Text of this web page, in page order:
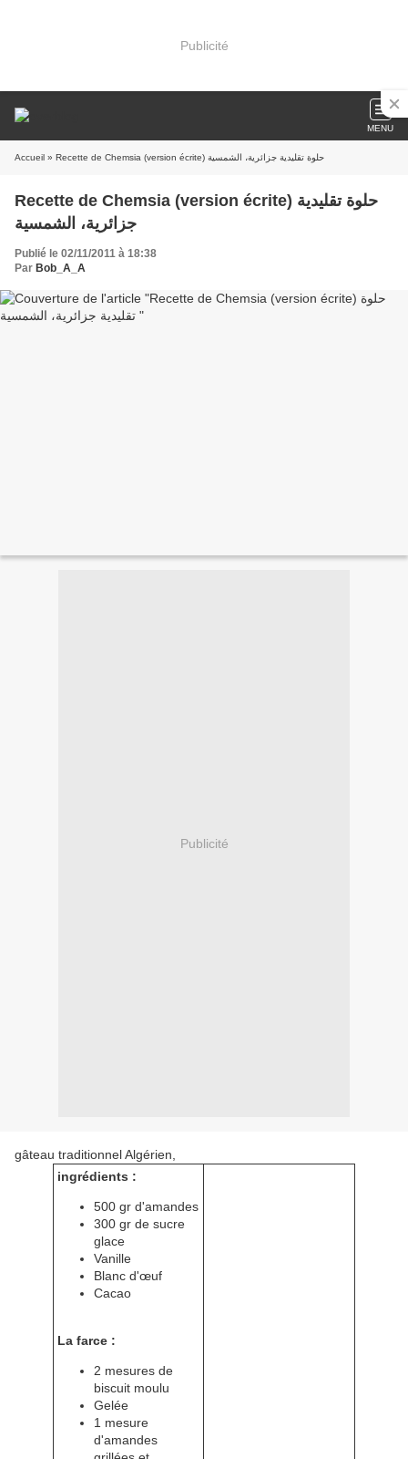
Publicité
MENU
Accueil » Recette de Chemsia (version écrite) حلوة تقليدية جزائرية، الشمسية
Recette de Chemsia (version écrite) حلوة تقليدية
جزائرية، الشمسية
Publié le 02/11/2011 à 18:38
Par Bob_A_A
Publicité
gâteau traditionnel Algérien,
ingrédients :
500 gr d'amandes
300 gr de sucre
glace
Vanille
Blanc d'œuf
Cacao
La farce :
2 mesures de
biscuit moulu
Gelée
1 mesure
d'amandes